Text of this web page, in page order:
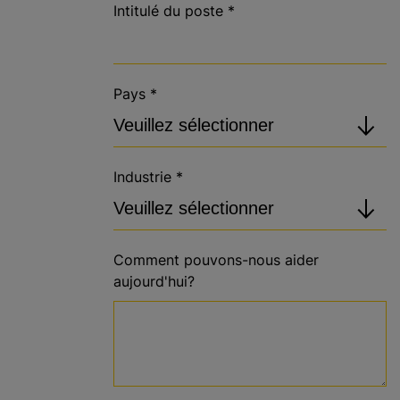
Intitulé du poste *
Pays *
Industrie *
Comment pouvons-nous aider
aujourd'hui?